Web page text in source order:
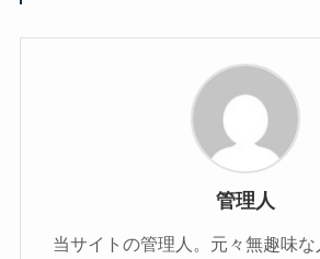
管理人
当サイトの管理人。元々無趣味な